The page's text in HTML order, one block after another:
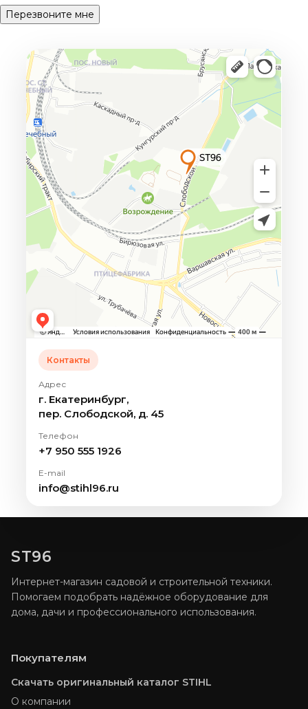
Контакты
Адрес
г. Екатеринбург,
пер. Слободской, д. 45
Телефон
+7 950 555 1926
E-mail
info@stihl96.ru
ST96
Интернет-магазин садовой и строительной техники.
Помогаем подобрать надёжное оборудование для
дома, дачи и профессионального использования.
Покупателям
Скачать оригинальный каталог STIHL
О компании